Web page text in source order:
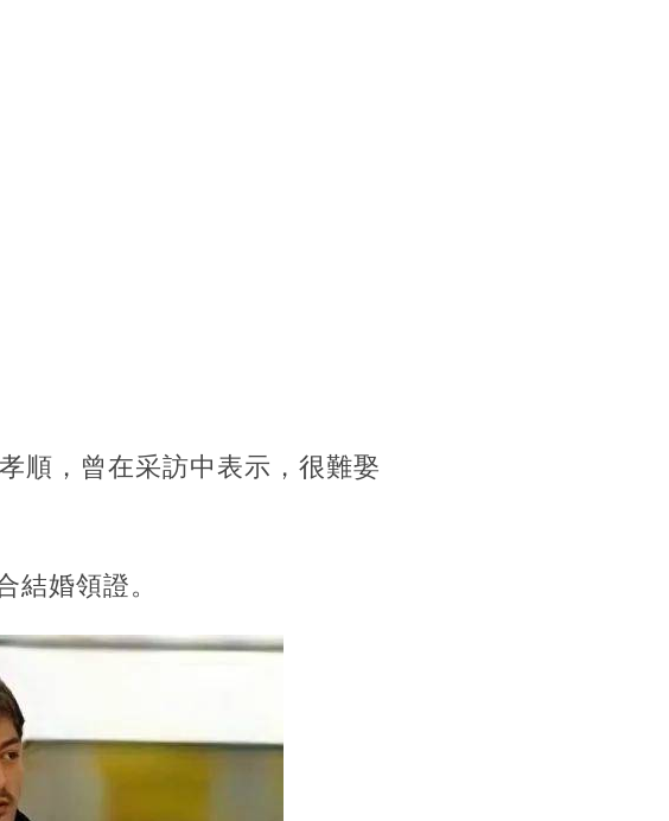
順，曾在采訪中表示，很難娶
結婚領證。